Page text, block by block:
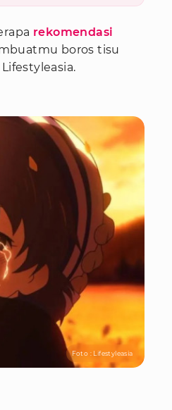
rekomendasi
boros tisu
Foto : Lifestyleasia